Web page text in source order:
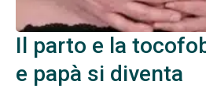
Il parto e la
e papà si diventa